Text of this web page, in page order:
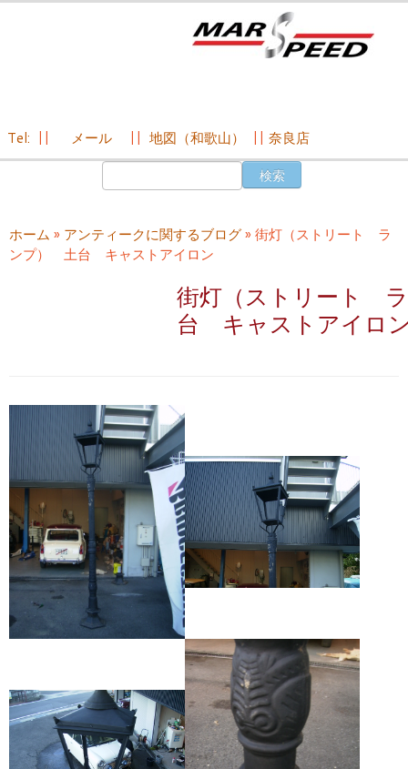
ン
ツ
Tel: メール 地図（和歌山） 奈良店
ホーム » アンティークに関するブログ» 街灯（ストリート ラ
ンプ） 土台 キャストアイロン
街灯（ストリート
台 キャストアイロ